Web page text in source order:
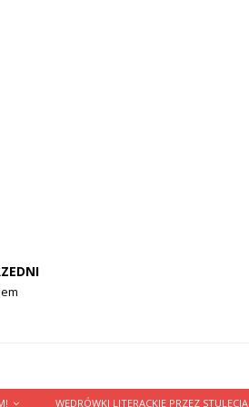
WĘDRÓWKI LITERACKIE PRZEZ STULECIA